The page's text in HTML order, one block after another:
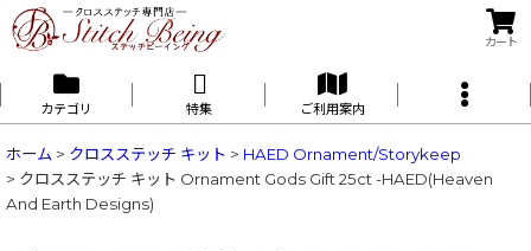
カート
カテゴリ 特集 ご利用案内
ホーム > クロスステッチ キット > HAED Ornament/Storykeep
> クロスステッチ キット Ornament Gods Gift 25ct -HAED(Heaven
And Earth Designs)